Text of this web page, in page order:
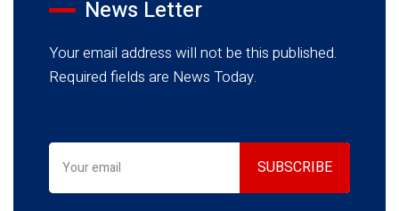
News Letter
Your email address will not be this published.
Required fields are News Today.